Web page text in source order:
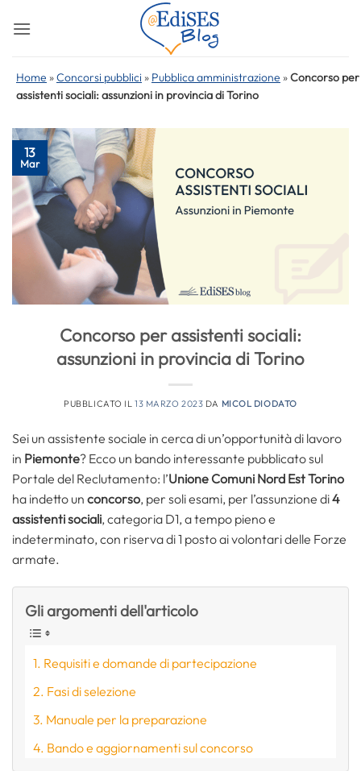
Home »Concorsi pubblici » Pubblica amministrazione »Concorso per
assistenti sociali: assunzioni in provincia di Torino
13
Mar
Concorso per assistenti sociali:
assunzioni in provincia di Torino
PUBBLICATO IL13 MARZO 2023 DA MICOL DIODATO
Sei un assistente sociale in cerca di un’opportunità di lavoro
in Piemonte? Ecco un bando interessante pubblicato sul
Portale del Reclutamento: l’Unione Comuni Nord Est Torino
ha indetto un concorso, per soli esami, per l’assunzione di4
assistenti sociali, categoria D1, a tempo pieno e
indeterminato, con riserva di 1 posto ai volontari delle Forze
armate.
Gli argomenti dell'articolo
Requisiti e domande di partecipazione
Fasi di selezione
Manuale per la preparazione
Bando e aggiornamenti sul concorso